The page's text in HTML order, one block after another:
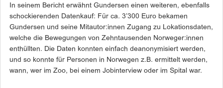
In seinem Bericht erwähnt Gundersen einen weiteren, ebenfalls
schockierenden Datenkauf: Für ca. 3’300 Euro bekamen
Gundersen und seine Mitautor:innen Zugang zu Lokationsdaten,
welche die Bewegungen von Zehntausenden Norweger:innen
enthüllten. Die Daten konnten einfach deanonymisiert werden,
und so konnte für Personen in Norwegen z.B. ermittelt werden,
wann, wer im Zoo, bei einem Jobinterview oder im Spital war.